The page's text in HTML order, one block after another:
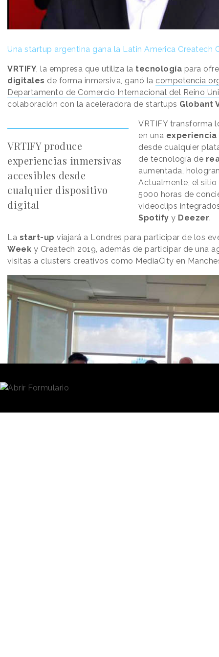
Una startup argentina gana la Latin America Createch
VRTIFY, la empresa que utiliza la tecnología para
digitales de forma inmersiva, ganó la competencia
Departamento de Comercio Internacional del Reino
colaboración con la aceleradora de startups Globant
VRTIFY produce
experiencias inmersivas
accesibles desde
cualquier dispositivo
digital
VRTIFY transforma
en una experiencia
desde cualquier
de tecnología de
aumentada,
Actualmente, el
5000 horas de
videoclips
Spotify y Deezer.
La start-up viajará a Londres para participar de los
Week y Createch 2019, además de participar de una
visitas a clusters creativos como MediaCity en